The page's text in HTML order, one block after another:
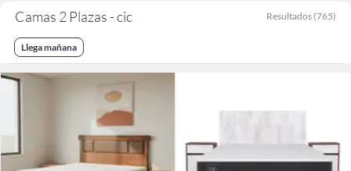
Camas 2 Plazas - cic Resultados (765)
Llega mañana